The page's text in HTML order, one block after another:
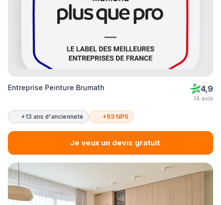
Entreprise Peinture Brumath 4,9
14 avis
+13 ans d'ancienneté +93 NPS
Je veux un devis gratuit